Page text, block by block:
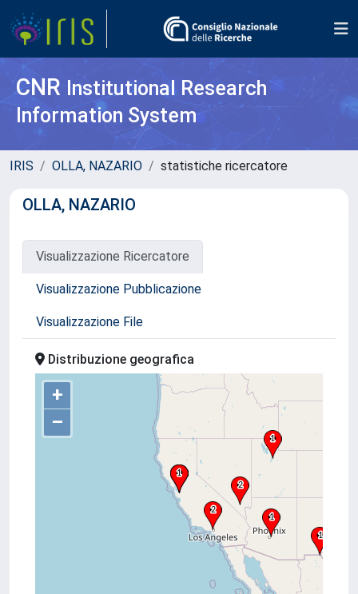
CNR Institutional Research
Information System
IRIS OLLA, NAZARIO statistiche ricercatore
OLLA, NAZARIO
Visualizzazione Ricercatore
Visualizzazione Pubblicazione
Visualizzazione File
Distribuzione geografica
+
–